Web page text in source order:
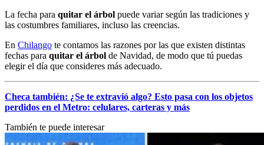
La fecha para quitar el árbol puede variar según las tradiciones y
las costumbres familiares, incluso las creencias.
En Chilango te contamos las razones por las que existen distintas
fechas para quitar el árbol de Navidad, de modo que tú puedas
elegir el día que consideres más adecuado.
Checa también: ¿Se te extravió algo? Esto pasa con los objetos
perdidos en el Metro: celulares, carteras y más
También te puede interesar